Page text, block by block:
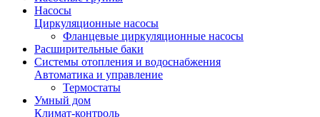
Насосы
Циркуляционные насосы
Фланцевые циркуляционные насосы
Расширительные баки
Системы отопления и водоснабжения
Автоматика и управление
Термостаты
Умный дом
Климат-контроль